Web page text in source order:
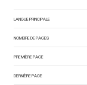
LANGUE PRINCIPALE
NOMBRE DE PAGES
PREMIÈRE PAGE
DERNIÈRE PAGE